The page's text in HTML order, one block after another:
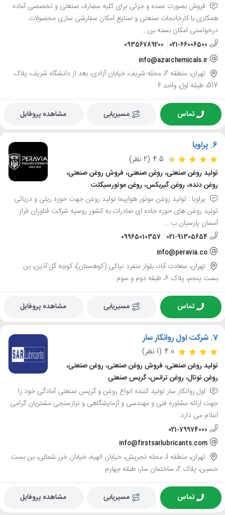
فروش بصورت عمده و جزئی برای کلیه مصارف صنعتی و تخصصی آماده
همکاری با کارخانجات صنعتی و صنایع امکان سفارشی سازی محصولات
درخواستی امکان بسته بن...
021-66006500
09356789200
info@azarchemicals.ir
تهران، منطقه 2، محله شریف، خیابان آزادی، بعد از دانشگاه شریف، پلاک
517، طبقه اول، واحد 6
تماس مسیریابی مشاهده پروفایل
6. پراویا
4.5 (2 نظر)
تولید روغن صنعتی، روغن صنعتی، فروش روغن صنعتی،
روغن دنده، روغن گیربکس، روغن موتورسیکلت
پراویا : تولید روغن موتور هواپیما تولید روغن جهت حوزه ریلی و دریائی
تولید روغن های حوزه جاده ای صادرات به کشور روسیه شرکت فناوران فراز
آسمان پارسیان ب...
021-91305654
09965010357
info@peravia.co
تهران، سعادت آباد، بلوار منفرد نیاکی (کوهستان)، کوچه گل آذین، بن
بست پنجم، پلاک 6، طبقه دوم و سوم
تماس مسیریابی مشاهده پروفایل
7. شرکت اول روانکار سار
4.0 (1 نظر)
تولید روغن صنعتی، فروش روغن صنعتی، روغن صنعتی،
روغن توتال، روغن ترانس، گریس صنعتی
اول روانکار سار تولید کننده انواع روغن و گریس صنعتی آمادگی خود را
جهت ارائه مشاوره فنی و مهندسی و آزمایشگاهی و نیازسنجی مشتریان گرامی
اعلام می دارد.
021-79974000
info@firstsarlubricants.com
تهران، منطقه 1، محله تجریش، خیابان الهیه، خیابان خزر شمالی، بن بست
حسین، پلاک 2، ساختمان سار، طبقه چهارم
تماس مسیریابی مشاهده پروفایل